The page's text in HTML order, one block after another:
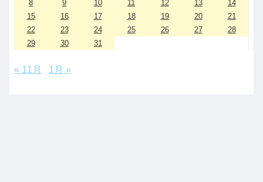
8
9 10 11 12 13
14
15
16 17 18 19 20
21
22
23 24 25 26 27
28
29
30 31
« 11月 1月 »